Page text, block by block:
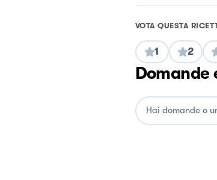
VOTA QUESTA
1 2
Domande